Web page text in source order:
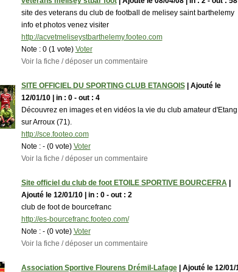
site des veterans du club de football de melisey saint barthelemy
info et photos venez visiter
http://acvetmeliseystbarthelemy.footeo.com
Note : 0 (1 vote) Voter
Voir la fiche / déposer un commentaire
SITE OFFICIEL DU SPORTING CLUB ETANGOIS| Ajouté le
12/01/10 | in : 0 - out : 4
Découvrez en images et en vidéos la vie du club amateur d'Etang
sur Arroux (71).
http://sce.footeo.com
Note : - (0 vote) Voter
Voir la fiche / déposer un commentaire
Site officiel du club de foot ETOILE SPORTIVE BOURCEFRA|
Ajouté le 12/01/10 | in : 0 - out : 2
club de foot de bourcefranc
http://es-bourcefranc.footeo.com/
Note : - (0 vote) Voter
Voir la fiche / déposer un commentaire
Association Sportive Flourens Drémil-Lafage| Ajouté le 12/01/